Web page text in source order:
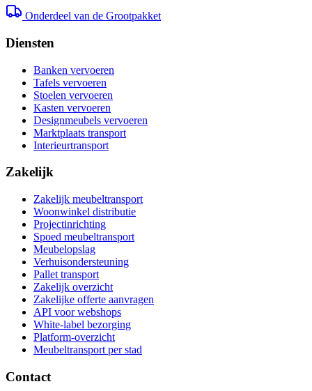
Onderdeel van de Grootpakket
Diensten
Banken vervoeren
Tafels vervoeren
Stoelen vervoeren
Kasten vervoeren
Designmeubels vervoeren
Marktplaats transport
Interieurtransport
Zakelijk
Zakelijk meubeltransport
Woonwinkel distributie
Projectinrichting
Spoed meubeltransport
Meubelopslag
Verhuisondersteuning
Pallet transport
Zakelijk overzicht
Zakelijke offerte aanvragen
API voor webshops
White-label bezorging
Platform-overzicht
Meubeltransport per stad
Contact